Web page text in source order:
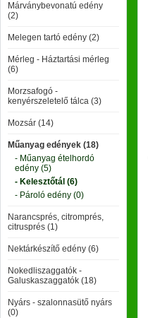
Márványbevonatú edény
(2)
Melegen tartó edény (2)
Mérleg - Háztartási mérleg
(6)
Morzsafogó -
kenyérszeletelő tálca (3)
Mozsár (14)
Műanyag edények (18)
- Műanyag ételhordó
edény (5)
- Kelesztőtál (6)
- Pároló edény (0)
Narancsprés, citromprés,
citrusprés (1)
Nektárkészítő edény (6)
Nokedliszaggatók -
Galuskaszaggatók (18)
Nyárs - szalonnasütő nyárs
(0)